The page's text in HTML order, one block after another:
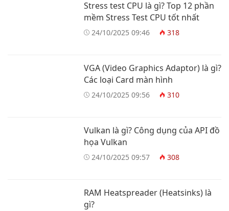
Stress test CPU là gì? Top 12 phần
mềm Stress Test CPU tốt nhất
24/10/2025 09:46 318
VGA (Video Graphics Adaptor) là gì?
Các loại Card màn hình
24/10/2025 09:56 310
Vulkan là gì? Công dụng của API đồ
họa Vulkan
24/10/2025 09:57 308
RAM Heatspreader (Heatsinks) là
gì?